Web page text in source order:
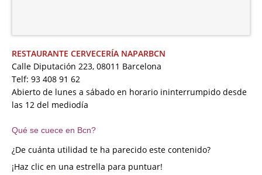
RESTAURANTE CERVECERÍA NAPARBCN
Calle Diputación 223, 08011 Barcelona
Telf: 93 408 91 62
Abierto de lunes a sábado en horario ininterrumpido desde
las 12 del mediodía
Qué se cuece en Bcn?
¿De cuánta utilidad te ha parecido este contenido?
¡Haz clic en una estrella para puntuar!